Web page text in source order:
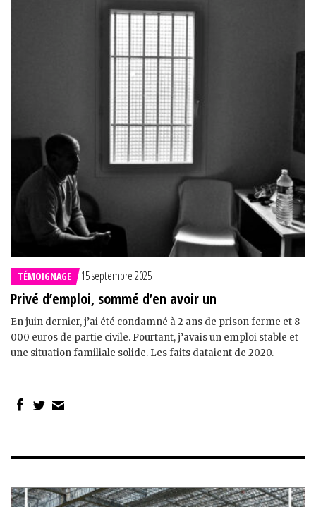
TÉMOIGNAGE 15 septembre 2025
Privé d’emploi, sommé d’en avoir un
En juin dernier, j’ai été condamné à 2 ans de prison ferme et 8
000 euros de partie civile. Pourtant, j’avais un emploi stable et
une situation familiale solide. Les faits dataient de 2020.